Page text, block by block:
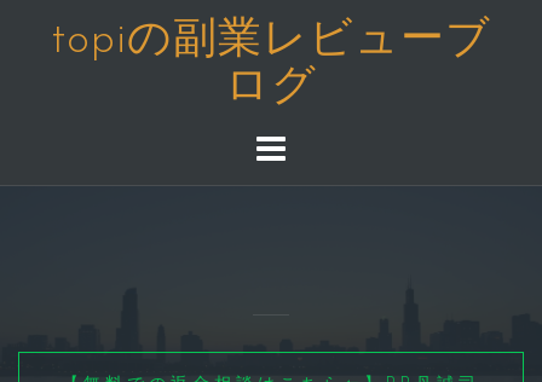
へ
topiの副業レビューブ
ログ